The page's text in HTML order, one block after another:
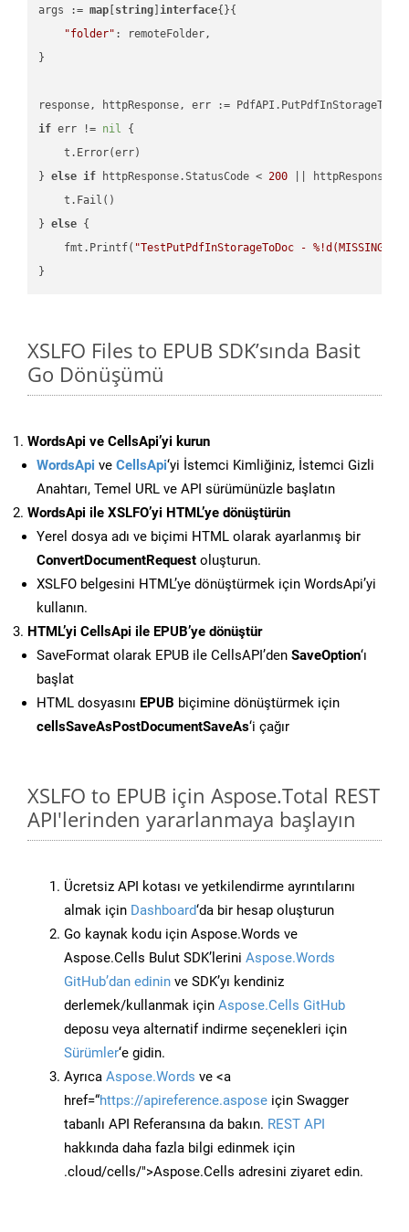
args := map string ]interface{}{
"folder" : remoteFolder,
}
if err != nil {
    t.Error(err)
} else if httpResponse.StatusCode < 200 ||
    t.Fail()
} else {
    fmt.Printf(
"TestPutPdfInStorageToDoc - %!d(MISSING)\n"
XSLFO Files to EPUB SDK’sında Basit
Go Dönüşümü
WordsApi ve CellsApi’yi kurun
WordsApi ve CellsApi‘yi İstemci Kimliğiniz, İstemci Gizli
Anahtarı, Temel URL ve API sürümünüzle başlatın
WordsApi ile XSLFO’yi HTML’ye dönüştürün
Yerel dosya adı ve biçimi HTML olarak ayarlanmış bir
ConvertDocumentRequest oluşturun.
XSLFO belgesini HTML’ye dönüştürmek için WordsApi’yi
kullanın.
HTML’yi CellsApi ile EPUB’ye dönüştür
SaveFormat olarak EPUB ile CellsAPI’den SaveOption‘ı
başlat
HTML dosyasını EPUB biçimine dönüştürmek için
cellsSaveAsPostDocumentSaveAs‘i çağır
XSLFO to EPUB için Aspose.Total REST
API'lerinden yararlanmaya başlayın
Ücretsiz API kotası ve yetkilendirme ayrıntılarını
almak için Dashboard‘da bir hesap oluşturun
Go kaynak kodu için Aspose.Words ve
Aspose.Cells Bulut SDK’lerini Aspose.Words
GitHub’dan edinin ve SDK’yı kendiniz
derlemek/kullanmak için Aspose.Cells GitHub
deposu veya alternatif indirme seçenekleri için
Sürümler‘e gidin.
Ayrıca Aspose.Words ve <a
href=“https://apireference.aspose için Swagger
tabanlı API Referansına da bakın. REST API
hakkında daha fazla bilgi edinmek için
.cloud/cells/">Aspose.Cells adresini ziyaret edin.